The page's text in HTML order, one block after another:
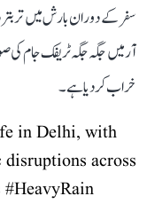
سفر کے دوران بارش میں تر
آر میں جگہ جگہ ٹریفک جام کی
خراب کر دیا ہے۔
in Delhi, with
across
#HeavyRain